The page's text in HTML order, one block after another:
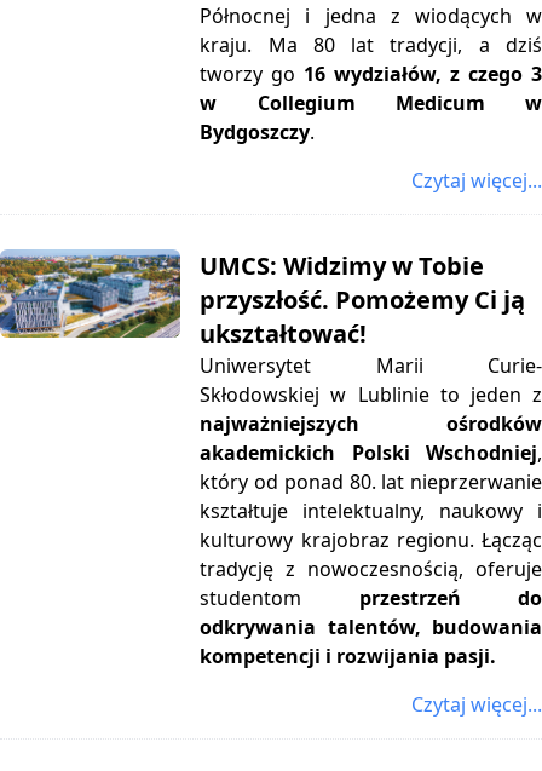
Północnej i jedna z wiodących w
kraju. Ma 80 lat tradycji, a dziś
tworzy go 16 wydziałów, z czego 3
w Collegium Medicum w
Bydgoszczy.
Czytaj więcej...
UMCS: Widzimy w Tobie
przyszłość. Pomożemy Ci ją
ukształtować!
Uniwersytet Marii Curie-
Skłodowskiej w Lublinie to jeden z
najważniejszych ośrodków
akademickich Polski Wschodniej,
który od ponad 80. lat nieprzerwanie
kształtuje intelektualny, naukowy i
kulturowy krajobraz regionu. Łącząc
tradycję z nowoczesnością, oferuje
studentom przestrzeń do
odkrywania talentów, budowania
kompetencji i rozwijania pasji.
Czytaj więcej...